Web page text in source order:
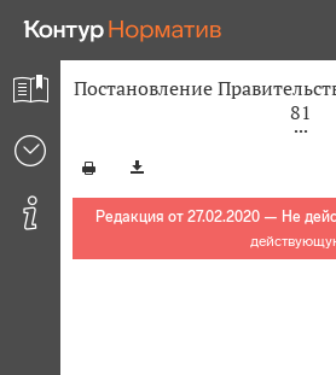
Постановление
81
Редакция от 27.02.2020 — Не